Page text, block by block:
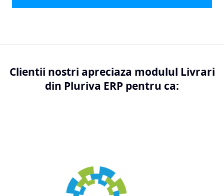
Clientii nostri apreciaza modulul Livrari
din Pluriva ERP pentru ca: